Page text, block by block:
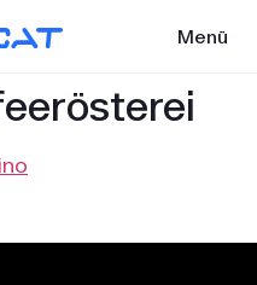
Menü